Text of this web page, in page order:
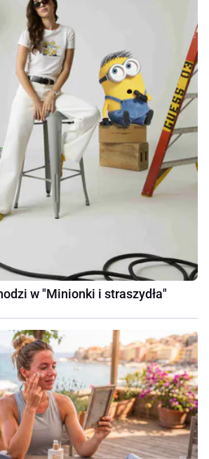
w "Minionki i straszydła"